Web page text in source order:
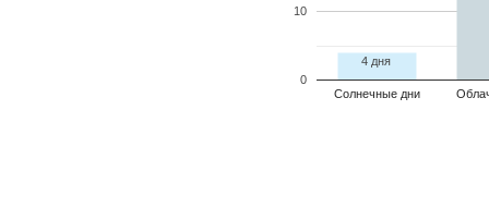
Солнечные дни
0
10
4 дня